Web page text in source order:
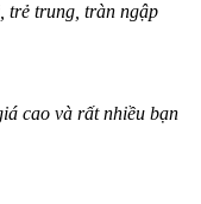
trẻ trung, tràn ngập
cao và rất nhiều bạn